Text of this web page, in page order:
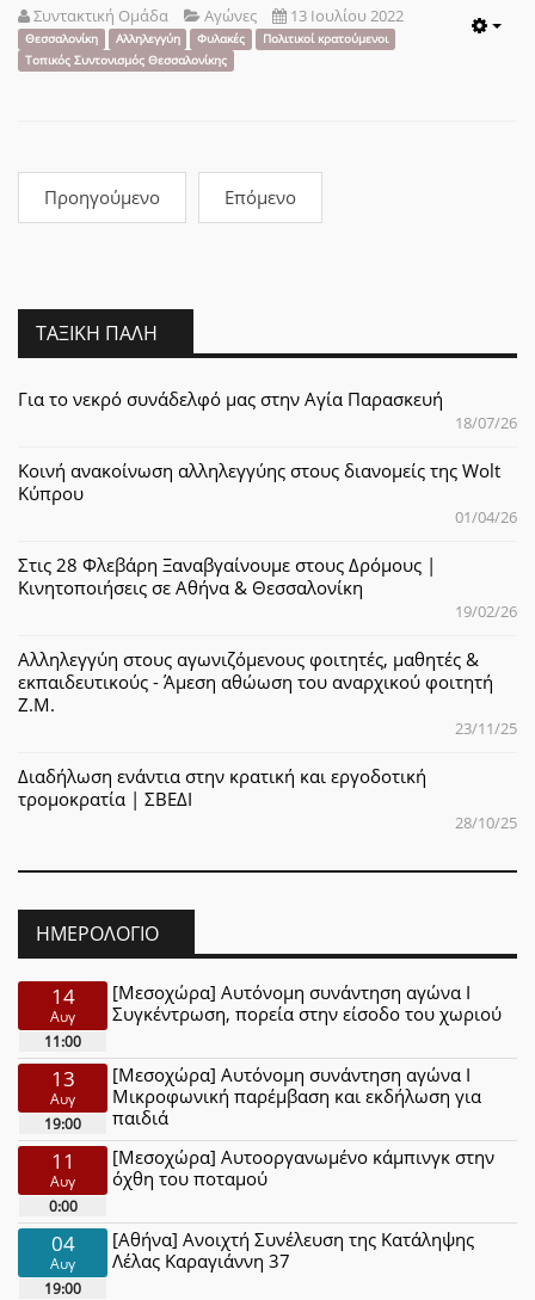
Συντακτική Ομάδα Αγώνες 13 Ιουλίου 2022
Θεσσαλονίκη Αλληλεγγύη Φυλακές
Πολιτικοί κρατούμενοι
Τοπικός Συντονισμός Θεσσαλονίκης
Προηγούμενο Επόμενο
ΤΑΞΙΚΉ ΠΆΛΗ
Για το νεκρό συνάδελφό μας στην Αγία Παρασκευή
18/07/26
Κοινή ανακοίνωση αλληλεγγύης στους διανομείς της Wolt
Κύπρου
01/04/26
Στις 28 Φλεβάρη Ξαναβγαίνουμε στους Δρόμους |
Κινητοποιήσεις σε Αθήνα & Θεσσαλονίκη
19/02/26
Αλληλεγγύη στους αγωνιζόμενους φοιτητές, μαθητές &
εκπαιδευτικούς - Άμεση αθώωση του αναρχικού φοιτητή
Ζ.Μ.
23/11/25
Διαδήλωση ενάντια στην κρατική και εργοδοτική
τρομοκρατία | ΣΒΕΔΙ
28/10/25
ΗΜΕΡΟΛΌΓΙΟ
14
Αυγ
11:00
[Μεσοχώρα] Αυτόνομη συνάντηση αγώνα Ι
Συγκέντρωση, πορεία στην είσοδο του χωριού
13
Αυγ
19:00
[Μεσοχώρα] Αυτόνομη συνάντηση αγώνα Ι
Μικροφωνική παρέμβαση και εκδήλωση για
παιδιά
11
Αυγ
0:00
[Μεσοχώρα] Αυτοοργανωμένο κάμπινγκ στην
όχθη του ποταμού
04
Αυγ
19:00
[Αθήνα] Ανοιχτή Συνέλευση της Κατάληψης
Λέλας Καραγιάννη 37